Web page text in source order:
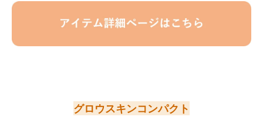
グロウスキンコンパクト